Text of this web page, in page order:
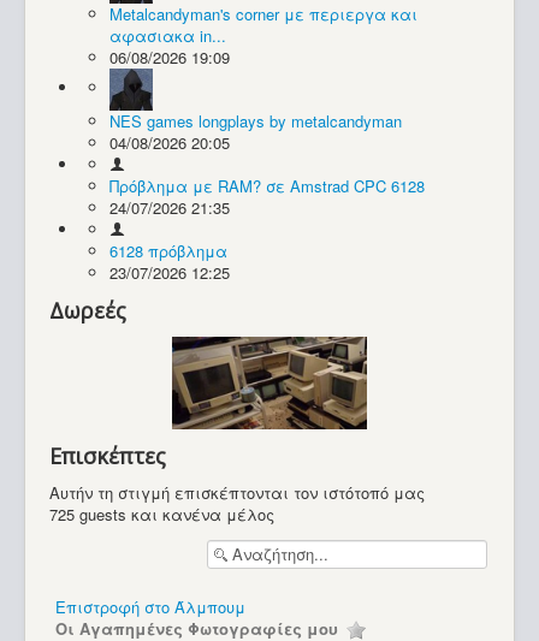
Υπολογιστές
Metalcandyman's corner με περιεργα και
αφασιακα in...
06/08/2026 19:09
NES games longplays by metalcandyman
04/08/2026 20:05
Πρόβλημα με RAM? σε Amstrad CPC 6128
24/07/2026 21:35
6128 πρόβλημα
23/07/2026 12:25
Δωρεές
Επισκέπτες
Αυτήν τη στιγμή επισκέπτονται τον ιστότοπό μας
725 guests και κανένα μέλος
Επιστροφή στο Άλμπουμ
Οι Αγαπημένες Φωτογραφίες μου